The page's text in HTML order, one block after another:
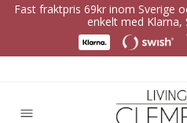
Fast fraktpris 69kr inom Sverige
enkelt med Klarna,